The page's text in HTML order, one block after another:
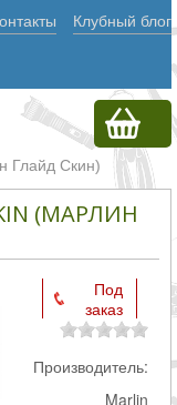
Клубный блог
Глайд Скин)
(МАРЛИН
Под
заказ
Производитель:
Marlin